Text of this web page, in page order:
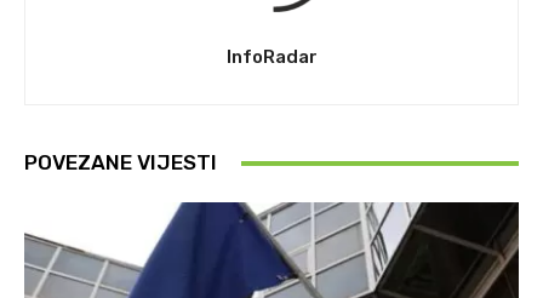
InfoRadar
POVEZANE VIJESTI